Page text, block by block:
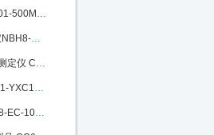
：M215978
：M289343
L：M310814
号：M342423
：M370179